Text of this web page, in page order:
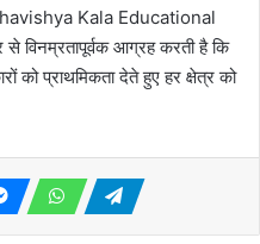
Kala Educational
विनम्रतापूर्वक आग्रह करती है कि
को प्राथमिकता देते हुए हर क्षेत्र को